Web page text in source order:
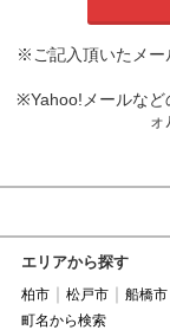
※ご記入頂いたメー
※Yahoo!メールなど
ォ
エリアから探す
柏市 松戸市 船橋市
町名から検索